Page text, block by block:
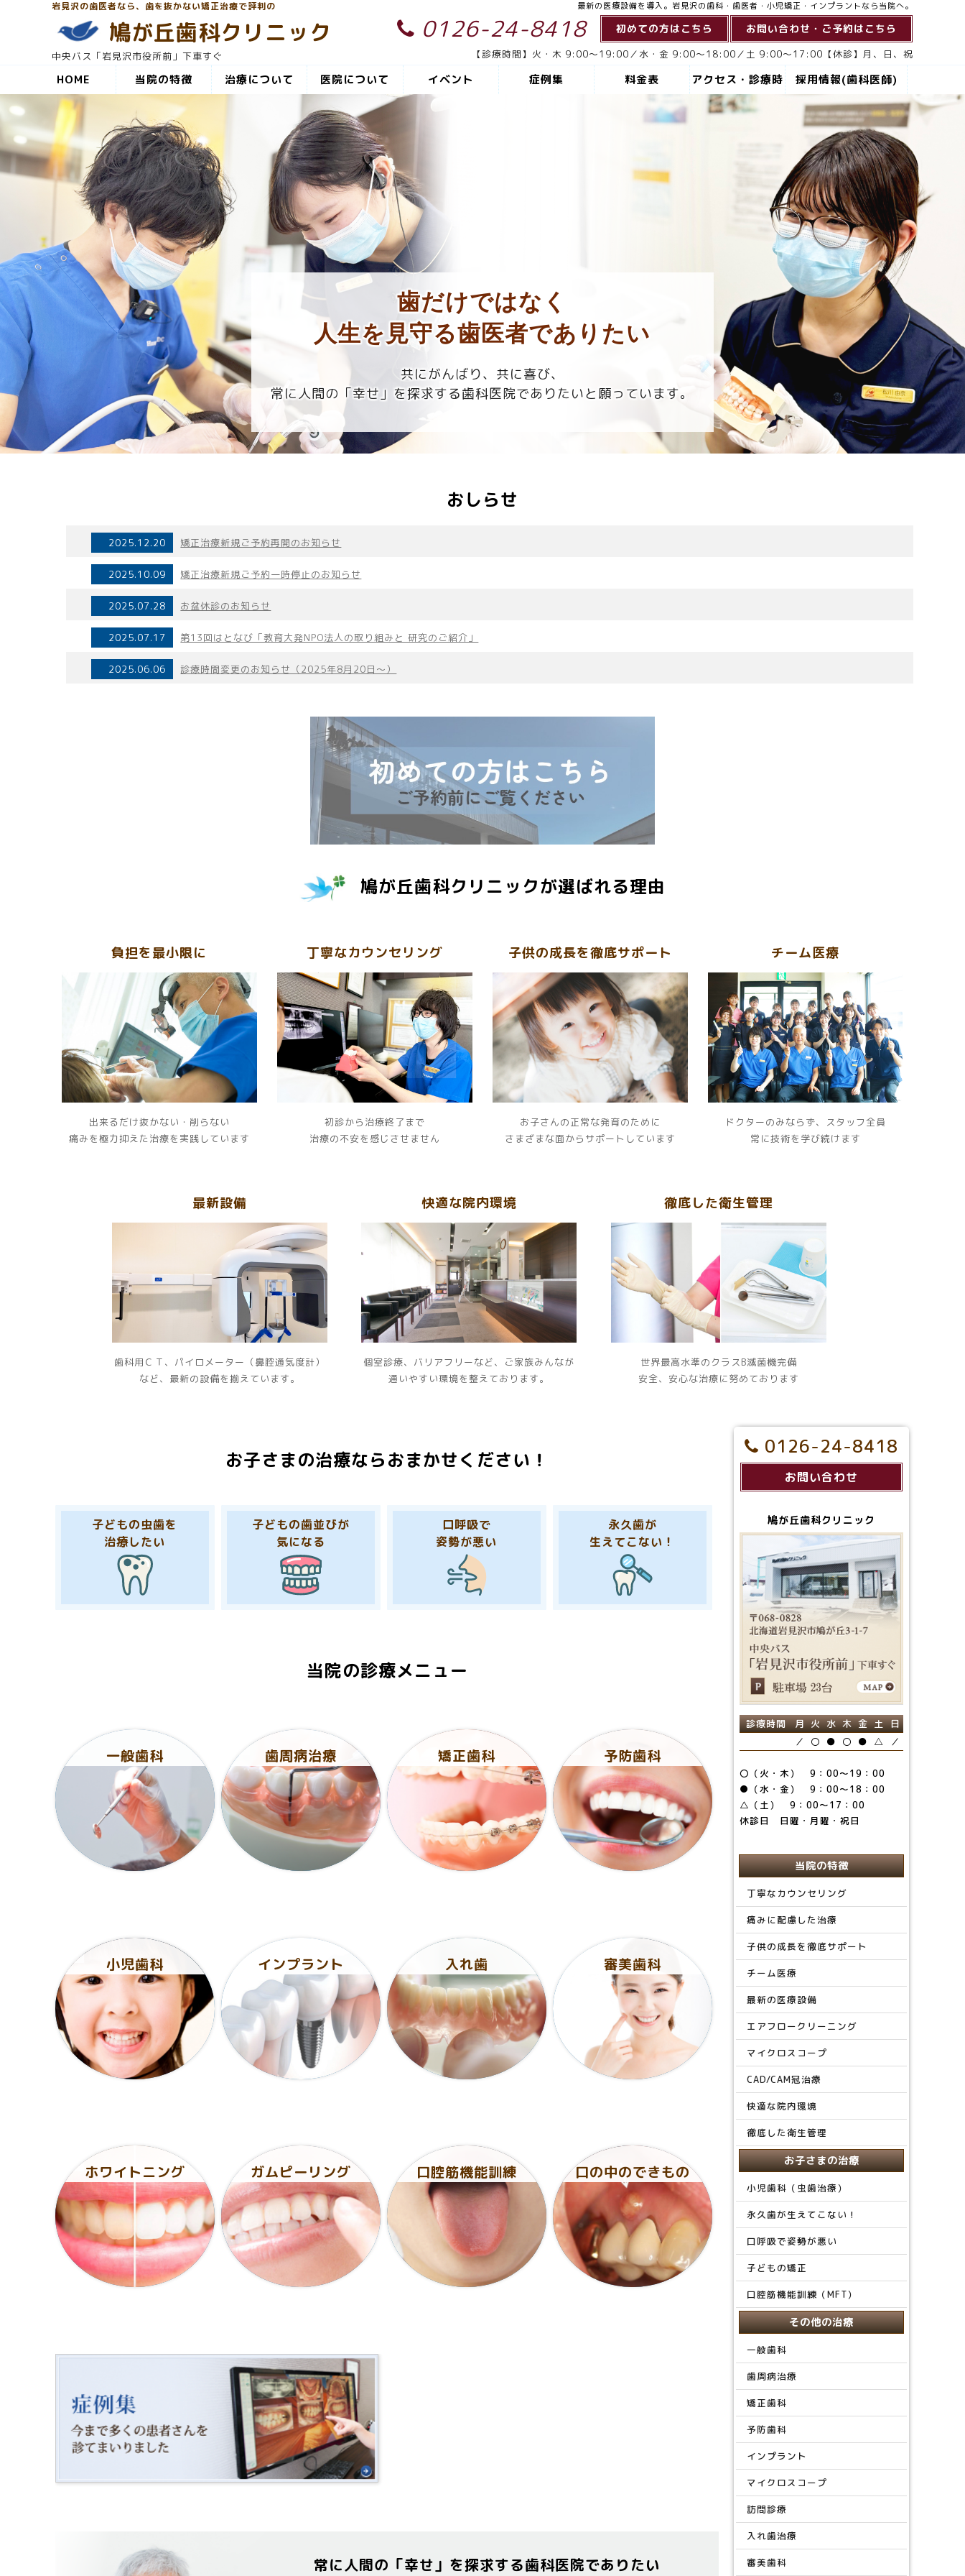
岩見沢の歯医者なら、歯を抜かない矯正治療で評判の
鳩が丘歯科クリニック
中央バス「岩見沢市役所前」下車すぐ
最新の医療設備を導入。岩見沢の歯科・歯医者・小児矯正・インプラントなら当院へ。
お問い合わせ・ご予約はこちら
初めての方はこちら
0126-24-8418
【診療時間】火・木 9:00～19:00／水・金 9:00～18:00／土 9:00～17:00【休診】月、日、祝
HOME 当院の特徴 治療について 医院について イベント 症例集 料金表
アクセス・診療時
間
採用情報(歯科医師)
歯だけではなく
人生を見守る歯医者でありたい
共にがんばり、共に喜び、
常に人間の「幸せ」を探求する歯科医院でありたいと願っています。
おしらせ
2025.12.20 矯正治療新規ご予約再開のお知らせ
2025.10.09 矯正治療新規ご予約一時停止のお知らせ
2025.07.28 お盆休診のお知らせ
2025.07.17 第13回はとなび「教育大発NPO法人の取り組みと 研究のご紹介」
2025.06.06 診療時間変更のお知らせ（2025年8月20日〜）
鳩が丘歯科クリニックが選ばれる理由
負担を最小限に
出来るだけ抜かない・削らない
痛みを極力抑えた治療を実践しています
丁寧なカウンセリング
初診から治療終了まで
治療の不安を感じさせません
子供の成長を徹底サポート
お子さんの正常な発育のために
さまざまな面からサポートしています
チーム医療
ドクターのみならず、スタッフ全員
常に技術を学び続けます
最新設備
歯科用ＣＴ、パイロメーター（鼻腔通気度計）
など、最新の設備を揃えています。
快適な院内環境
個室診療、バリアフリーなど、ご家族みんなが
通いやすい環境を整えております。
徹底した衛生管理
世界最高水準のクラスB滅菌機完備
安全、安心な治療に努めております
お子さまの治療ならおまかせください！
子どもの虫歯を
治療したい
子どもの歯並びが
気になる
口呼吸で
姿勢が悪い
永久歯が
生えてこない！
当院の診療メニュー
一般歯科 歯周病治療 矯正歯科 予防歯科
小児歯科 インプラント 入れ歯 審美歯科
ホワイトニング ガムピーリング 口腔筋機能訓練 口の中のできもの
常に人間の「幸せ」を探求する歯科医院でありたい
0126-24-8418
お問い合わせ
鳩が丘歯科クリニック
診療時間 月 火 水 木 金 土 日
／
〇 ● 〇 ● △ ／
〇（火・木） 9：00～19：00
●（水・金） 9：00～18：00
△（土） 9：00～17：00
休診日 日曜・月曜・祝日
当院の特徴
丁寧なカウンセリング
痛みに配慮した治療
子供の成長を徹底サポート
チーム医療
最新の医療設備
エアフロークリーニング
マイクロスコープ
CAD/CAM冠治療
快適な院内環境
徹底した衛生管理
お子さまの治療
小児歯科（虫歯治療）
永久歯が生えてこない！
口呼吸で姿勢が悪い
子どもの矯正
口腔筋機能訓練（MFT）
その他の治療
一般歯科
歯周病治療
矯正歯科
予防歯科
インプラント
マイクロスコープ
訪問診療
入れ歯治療
審美歯科